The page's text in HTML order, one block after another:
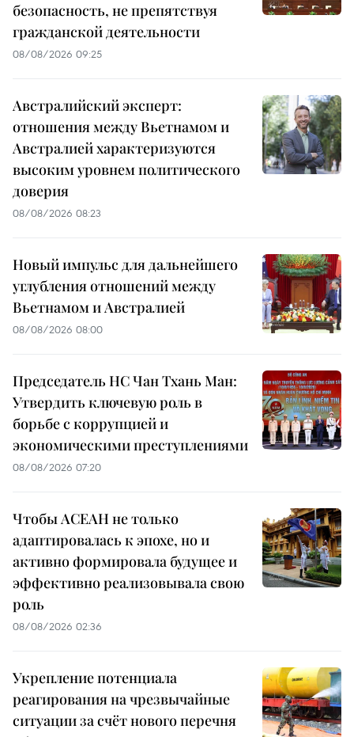
безопасность, не препятствуя
гражданской деятельности
08/08/2026 09:25
Австралийский эксперт:
отношения между Вьетнамом и
Австралией характеризуются
высоким уровнем политического
доверия
08/08/2026 08:23
Новый импульс для дальнейшего
углубления отношений между
Вьетнамом и Австралией
08/08/2026 08:00
Председатель НС Чан Тхань Ман:
Утвердить ключевую роль в
борьбе с коррупцией и
экономическими преступлениями
08/08/2026 07:20
Чтобы АСЕАН не только
адаптировалась к эпохе, но и
активно формировала будущее и
эффективно реализовывала свою
роль
08/08/2026 02:36
Укрепление потенциала
реагирования на чрезвычайные
ситуации за счёт нового перечня